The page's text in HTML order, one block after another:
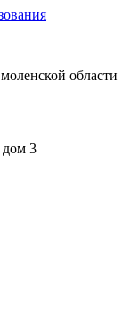
области
дом 3